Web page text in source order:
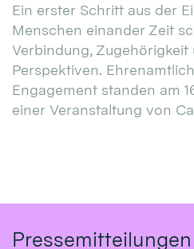
Ein erster Schritt aus der
Menschen einander Zeit
Verbindung, Zugehörigkeit
Perspektiven.
Engagement standen am
einer Veranstaltung von
Pressemitteilungen